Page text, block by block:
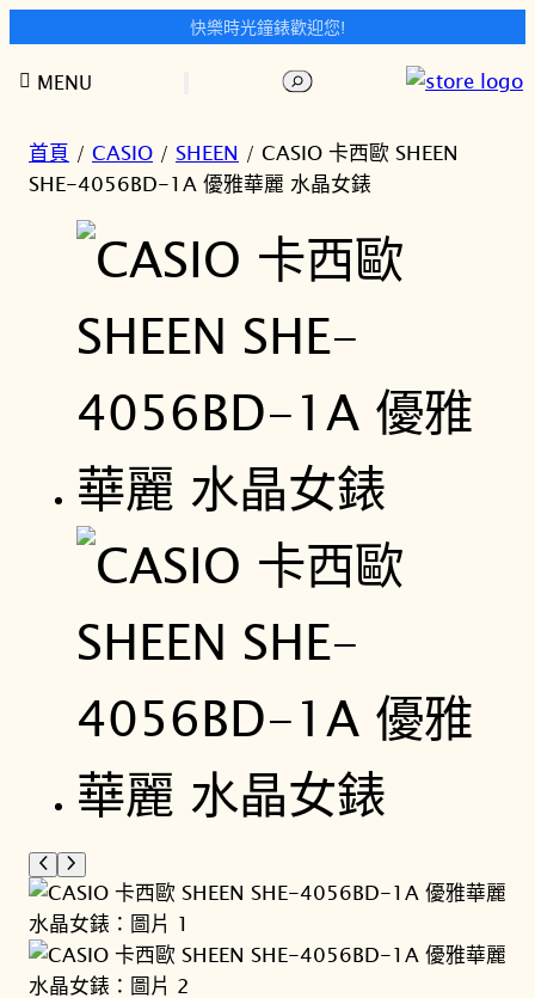
快樂時光鐘錶歡迎您!
至
搜
MENU
首頁 / CASIO / SHEEN / CASIO 卡西歐 SHEEN
SHE-4056BD-1A 優雅華麗 水晶女錶